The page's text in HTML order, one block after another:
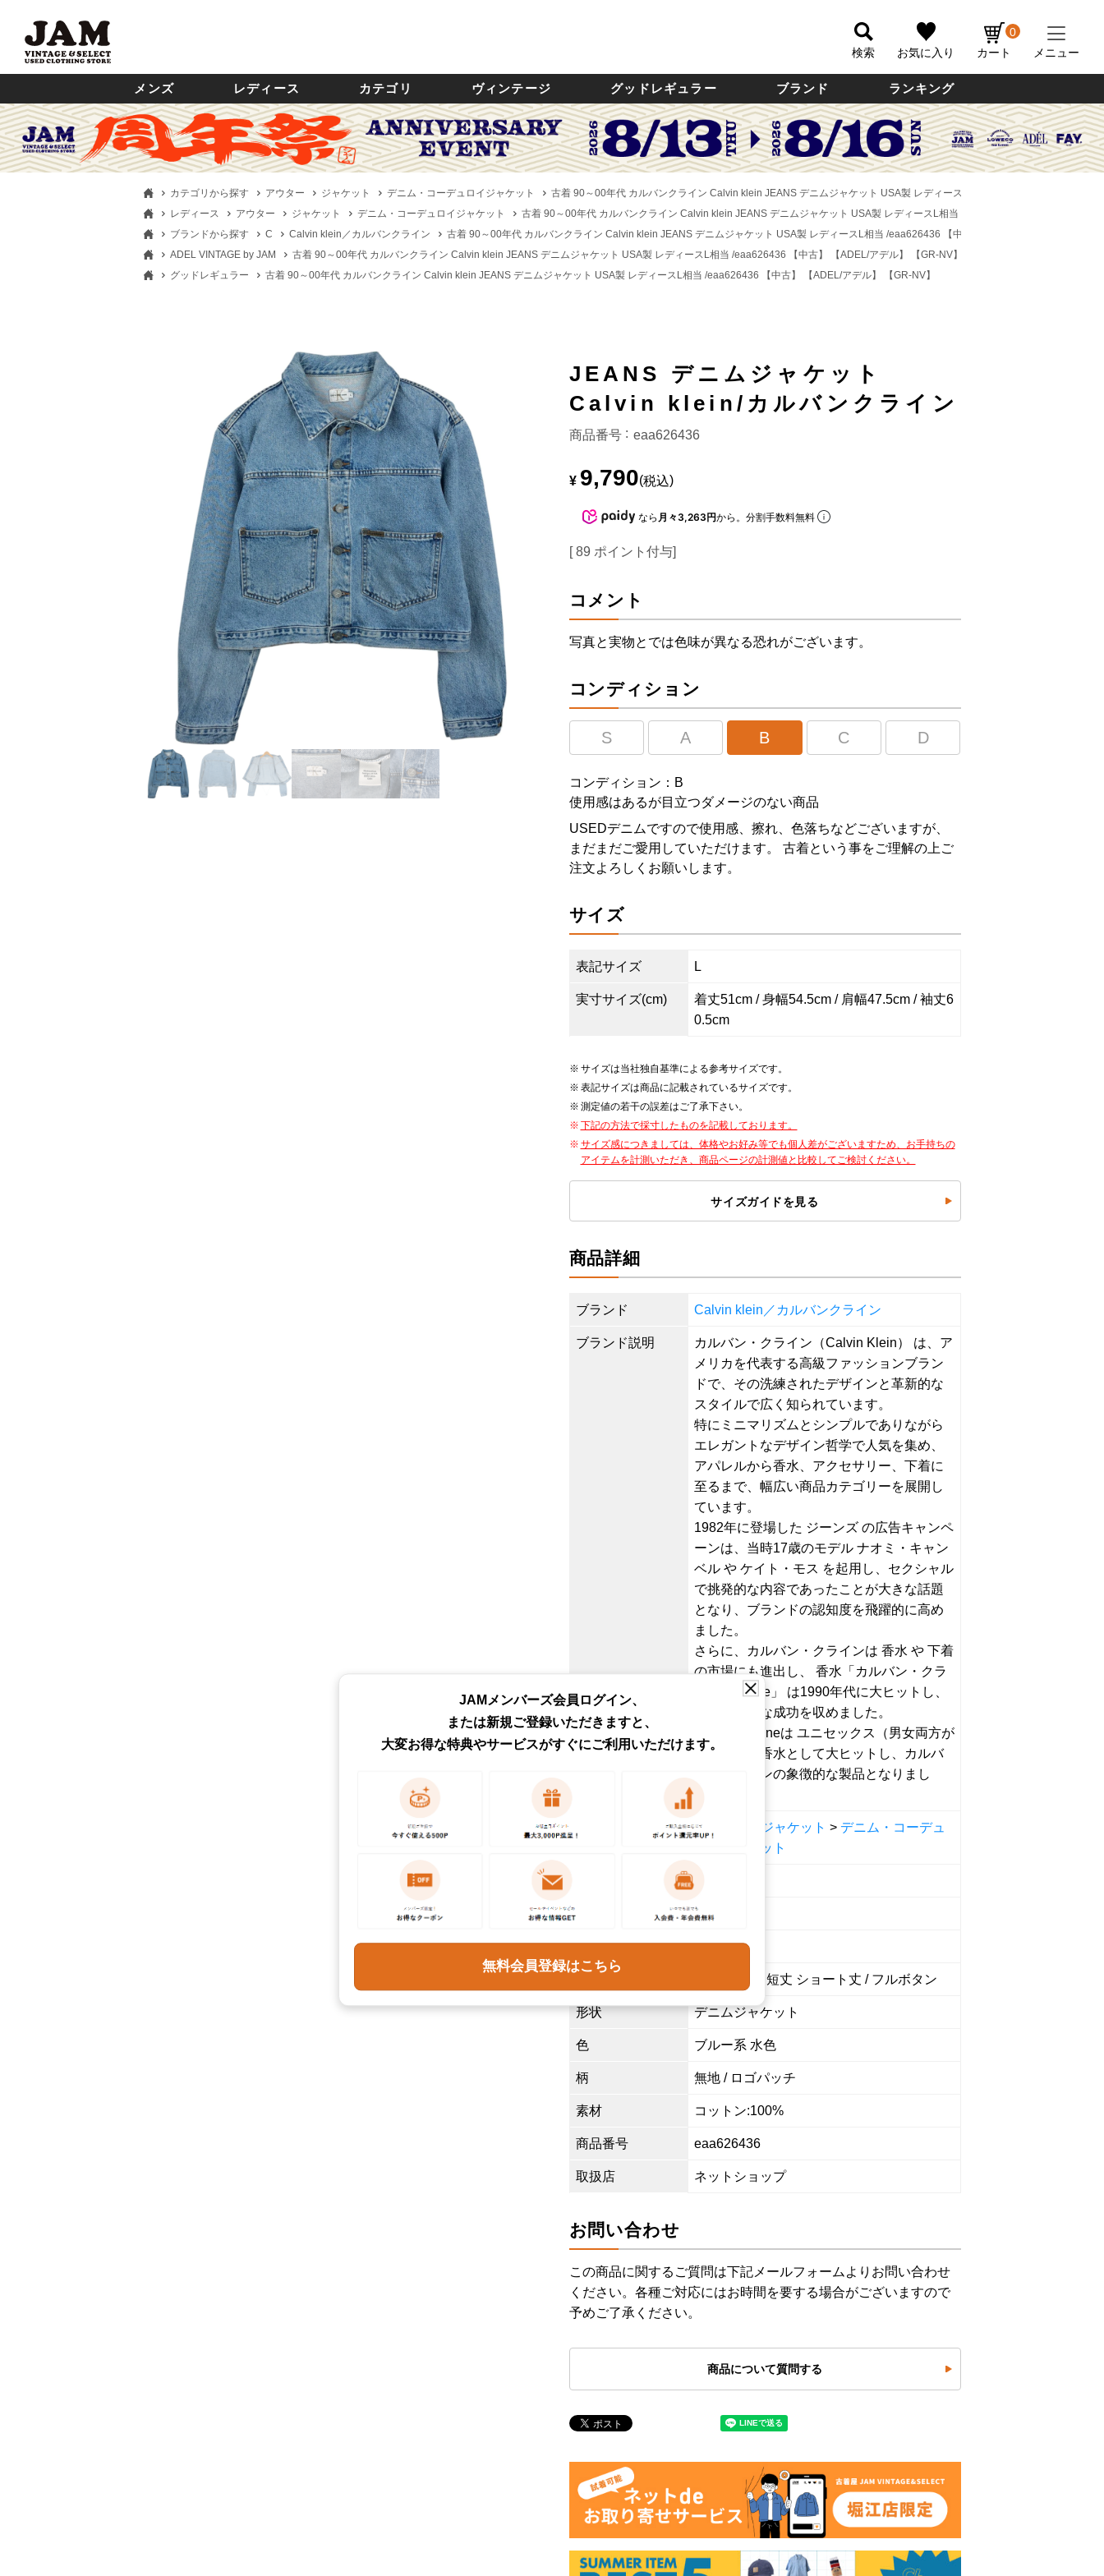
検索 お気に入り カート
0
メニュー
メンズ レディース カテゴリ ヴィンテージ グッドレギュラー ブランド ランキング
カテゴリから探す アウター ジャケット デニム・コーデュロイジャケット 古着 90～00年代 カルバンクライン Calvin klein JEANS デニムジャケット USA製 レディースL相当 /eaa626436 【中古】
レディース
アウター ジャケット デニム・コーデュロイジャケット 古着 90～00年代 カルバンクライン Calvin klein JEANS デニムジャケット USA製 レディースL相当 /eaa626436 【中古】
ブランドから探す
C Calvin klein／カルバンクライン 古着 90～00年代 カルバンクライン Calvin klein JEANS デニムジャケット USA製 レディースL相当 /eaa626436 【中古】
ADEL VINTAGE by JAM
古着 90～00年代 カルバンクライン Calvin klein JEANS デニムジャケット USA製 レディースL相当 /eaa626436 【中古】
【ADEL/アデル】 【GR-NV】
グッドレギュラー
古着 90～00年代 カルバンクライン Calvin klein JEANS デニムジャケット USA製 レディースL相当 /eaa626436 【中古】 【ADEL/アデル】 【GR-NV】
JEANS デニムジャケット
Calvin klein/カルバンクライン
商品番号 eaa626436
¥ 9,790 税込
なら 月々3,263円から。分割手数料無料
[ 89 ポイント付与]
コメント
写真と実物とでは色味が異なる恐れがございます。
コンディション
S A B C D
コンディション：B
使用感はあるが目立つダメージのない商品
USEDデニムですので使用感、擦れ、色落ちなどございますが、
まだまだご愛用していただけます。 古着という事をご理解の上ご
注文よろしくお願いします。
サイズ
表記サイズ L
実寸サイズ(cm)
着丈51cm / 身幅54.5cm / 肩幅47.5cm / 袖丈6
0.5cm
サイズは当社独自基準による参考サイズです。
表記サイズは商品に記載されているサイズです。
測定値の若干の誤差はご了承下さい。
下記の方法で採寸したものを記載しております。
サイズ感につきましては、体格やお好み等でも個人差がございますため、お手持ちの
アイテムを計測いただき、商品ページの計測値と比較してご検討ください。
サイズガイドを見る
商品詳細
ブランド Calvin klein／カルバンクライン
ブランド説明
カルバン・クライン（Calvin Klein） は、ア
メリカを代表する高級ファッションブラン
ドで、その洗練されたデザインと革新的な
スタイルで広く知られています。
特にミニマリズムとシンプルでありながら
エレガントなデザイン哲学で人気を集め、
アパレルから香水、アクセサリー、下着に
至るまで、幅広い商品カテゴリーを展開し
ています。
1982年に登場した ジーンズ の広告キャンペ
ーンは、当時17歳のモデル ナオミ・キャン
ベル や ケイト・モス を起用し、セクシャル
で挑発的な内容であったことが大きな話題
となり、ブランドの認知度を飛躍的に高め
ました。
さらに、カルバン・クラインは 香水 や 下着
の市場にも進出し、 香水「カルバン・クラ
イン CK One」 は1990年代に大ヒットし、
グローバルな成功を収めました。
特に、CK Oneは ユニセックス（男女両方が
使える）な香水として大ヒットし、カルバ
ン・クラインの象徴的な製品となりまし
アウター ジャケット > デニム・コーデュ
ロイジャケット
90年代
モデル JEANS
生産国 USA製
薄手 / 長袖 / 短丈 ショート丈 / フルボタン
形状 デニムジャケット
色 ブルー系 水色
柄 無地 / ロゴパッチ
素材 コットン:100%
商品番号 eaa626436
取扱店 ネットショップ
お問い合わせ
この商品に関するご質問は下記メールフォームよりお問い合わせ
ください。各種ご対応にはお時間を要する場合がございますので
予めご了承ください。
商品について質問する
JAMメンバーズ会員ログイン、
または新規ご登録いただきますと、
大変お得な特典やサービスがすぐにご利用いただけます。
無料会員登録はこちら